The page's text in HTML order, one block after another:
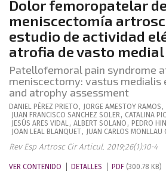
Dolor femoropatelar
meniscectomía
estudio de actividad
atrofia de vasto medial
Patellofemoral pain syndrome
meniscectomy: vastus
and atrophy assessment
DANIEL PÉREZ PRIETO , JORGE AMESTOY RAMOS ,
JUAN FRANCISCO SANCHEZ SOLER, CATALINA
JESÚS ARES VIDAL, ALBERT SOLANO , PEDRO
JOAN LEAL BLANQUET, JUAN CARLOS MONLLAU
Rev Esp Artrosc Cir Articul. 2019;26(1):10-4
VER CONTENIDO DETALLES PDF (300.78 KB)